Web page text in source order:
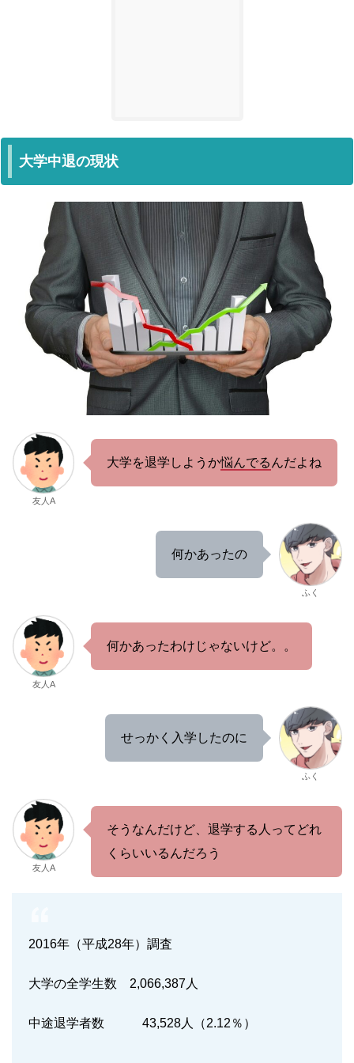
大学中退の現状
友人A
大学を退学しようか悩んでる んだよね
何かあったの
ふく
友人A
何かあったわけじゃないけど。。
せっかく入学したのに
ふく
友人A
そうなんだけど、退学する人ってどれ
くらいいるんだろう
2016年（平成28年）調査
大学の全学生数 2,066,387人
中途退学者数 43,528人（2.12％）